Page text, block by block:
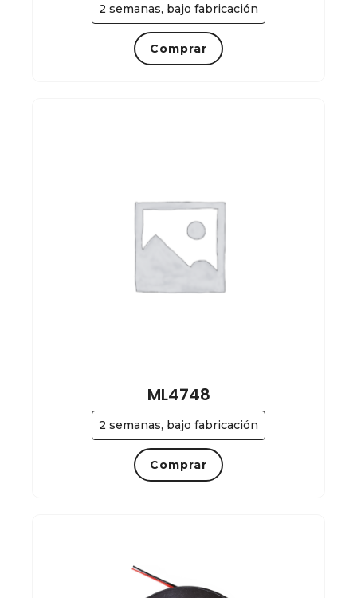
2 semanas, bajo fabricación
Comprar
2 semanas, bajo fabricación
ML4748
Comprar